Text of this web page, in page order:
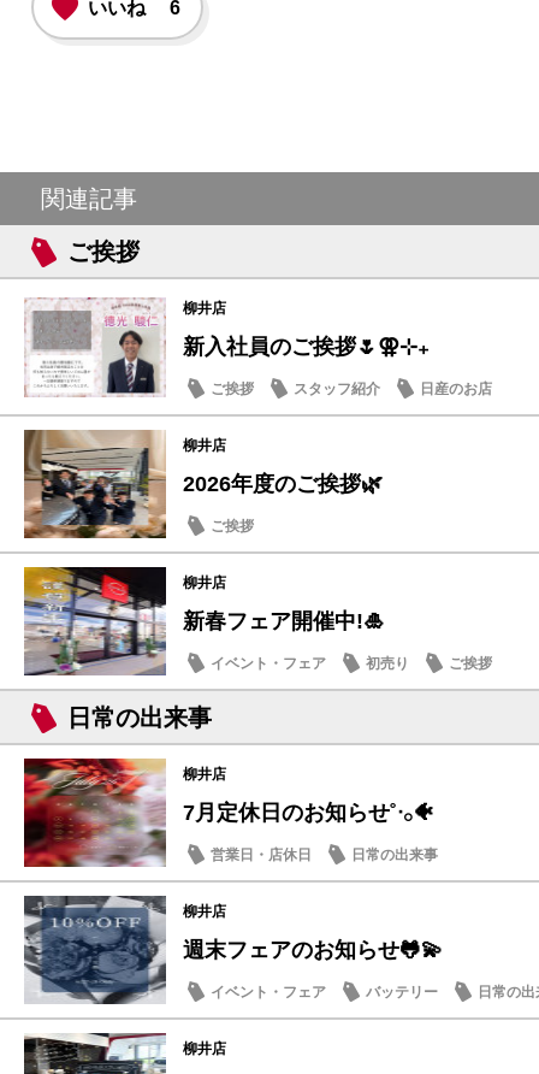
いいね 6
関連記事
ご挨拶
柳井店
新入社員のご挨拶🌷⚢⊹₊
ご挨拶 スタッフ紹介 日産のお店
柳井店
2026年度のご挨拶🌿
ご挨拶
柳井店
新春フェア開催中!🎍
イベント・フェア 初売り ご挨拶
日常の出来事
柳井店
7月定休日のお知らせ˚ᐧ𓂂🐠
営業日・店休日 日常の出来事
柳井店
週末フェアのお知らせ🐸💫
イベント・フェア バッテリー 日常の
柳井店